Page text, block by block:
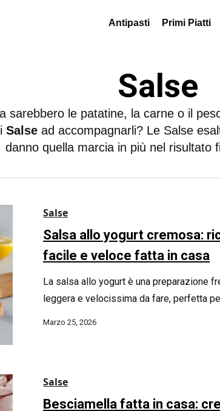
Antipasti Primi Piatti
Salse
sarebbero le patatine, la carne o il
Salse ad accompagnarli? Le Salse
danno quella marcia in più nel risultato
Salse
Salsa allo yogurt cremosa:
facile e veloce fatta in casa
La salsa allo yogurt è una preparazione
leggera e velocissima da fare, perfetta
Marzo 25, 2026
Salse
Besciamella fatta in casa: